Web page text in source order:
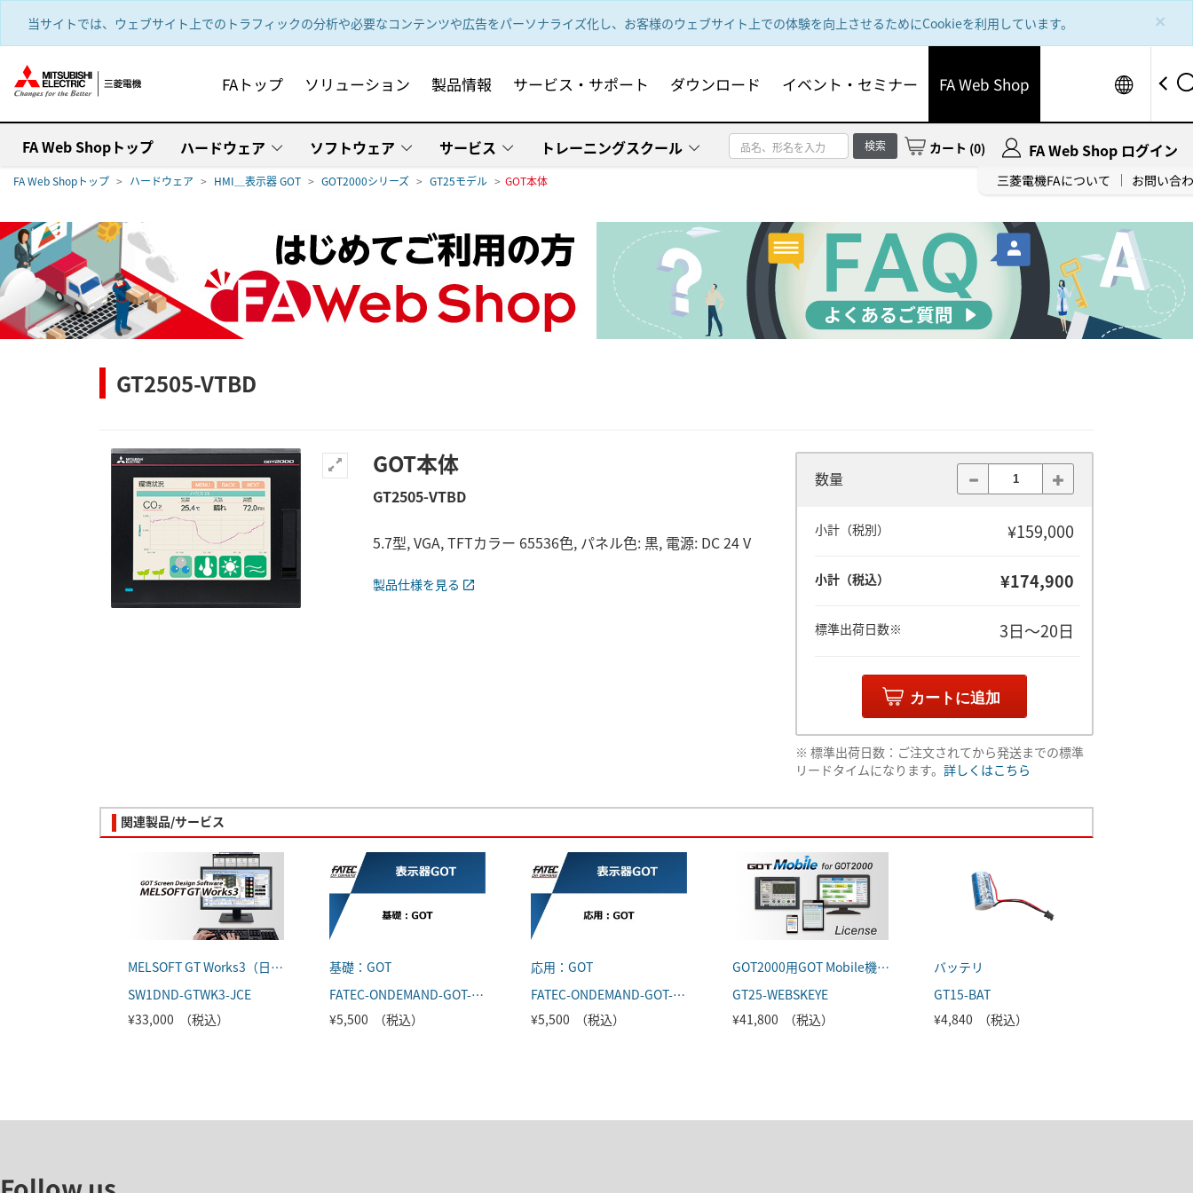
×
当サイトでは、ウェブサイト上でのトラフィックの分析や必要なコンテンツや広告をパーソナライズ化し、お客様のウェブサイト上での体験を向上させるためにCookieを利用しています。
FAトップ ソリューション 製品情報 サービス・サポート ダウンロード イベント・セミナー FA Web Shop
三菱電機FAについて お問い合
FA Web Shopトップ ハードウェア ソフトウェア サービス トレーニングスクール 検索 カート (0) FA Web Shop ログイン
FA Web Shopトップ ハードウェア HMI＿表示器 GOT GOT2000シリーズ GT25モデル GOT本体
GT2505-VTBD
GOT本体
GT2505-VTBD
5.7型, VGA, TFTカラー 65536色, パネル色: 黒, 電源: DC 24 V
製品仕様を見る
数量
小計（税別） ¥159,000
小計（税込） ¥174,900
標準出荷日数※ 3日～20日
カートに追加
※ 標準出荷日数：ご注文されてから発送までの標準
リードタイムになります。 詳しくはこちら
関連製品/サービス
MELSOFT GT Works3（日本語版）
SW1DND-GTWK3-JCE
¥33,000 （税込）
基礎：GOT
FATEC-ONDEMAND-GOT-001
¥5,500 （税込）
応用：GOT
FATEC-ONDEMAND-GOT-002
¥5,500 （税込）
GOT2000用GOT Mobile機能ライセンス
GT25-WEBSKEYE
¥41,800 （税込）
バッテリ
GT15-BAT
¥4,840 （税込）